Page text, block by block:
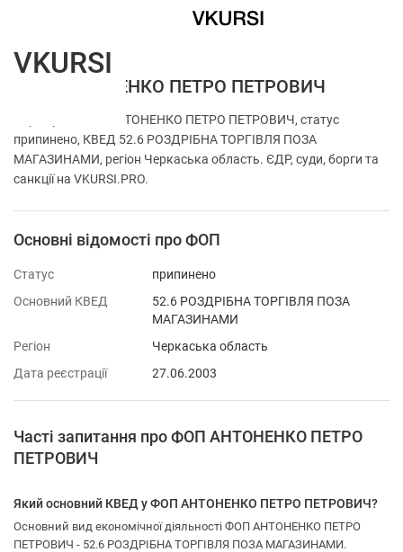
ФОП АНТОНЕНКО ПЕТРО ПЕТРОВИЧ
Перевірка ФОП АНТОНЕНКО ПЕТРО ПЕТРОВИЧ, статус
припинено, КВЕД 52.6 РОЗДРІБНА ТОРГІВЛЯ ПОЗА
МАГАЗИНАМИ, регіон Черкаська область. ЄДР, суди, борги та
санкції на VKURSI.PRO.
Основні відомості про ФОП
Статус
припинено
Основний КВЕД
52.6 РОЗДРІБНА ТОРГІВЛЯ ПОЗА
МАГАЗИНАМИ
Регіон
Черкаська область
Дата реєстрації
27.06.2003
Часті запитання про ФОП АНТОНЕНКО ПЕТРО
ПЕТРОВИЧ
Який основний КВЕД у ФОП АНТОНЕНКО ПЕТРО ПЕТРОВИЧ?
Основний вид економічної діяльності ФОП АНТОНЕНКО ПЕТРО
ПЕТРОВИЧ - 52.6 РОЗДРІБНА ТОРГІВЛЯ ПОЗА МАГАЗИНАМИ.
VKURSI